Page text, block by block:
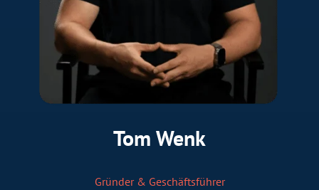
Tom Wenk
Gründer & Geschäftsführer